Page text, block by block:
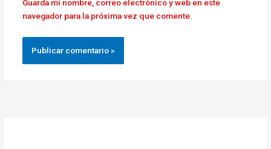
Guarda mi nombre, correo electrónico y web en este
navegador para la próxima vez que comente.